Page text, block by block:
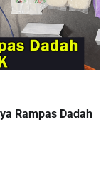
Rampas Dadah